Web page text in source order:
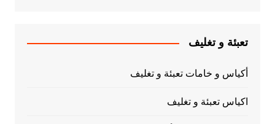
تعبئة و تغليف
أكياس و خامات تعبئة و تغليف
اكياس تعبئة و تغليف